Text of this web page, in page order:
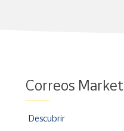
Correos Market
Descubrir